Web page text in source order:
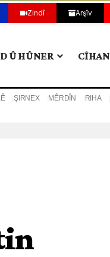
Zindî Arşîv
Û HÛNER CÎHAN
ŞIRNEX MÊRDÎN RIHA